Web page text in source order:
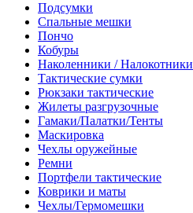
Подсумки
Спальные мешки
Пончо
Кобуры
Наколенники / Налокотники
Тактические сумки
Рюкзаки тактические
Жилеты разгрузочные
Гамаки/Палатки/Тенты
Маскировка
Чехлы оружейные
Ремни
Портфели тактические
Коврики и маты
Чехлы/Гермомешки